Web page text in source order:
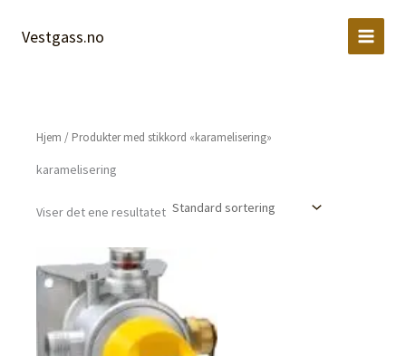
Vestgass.no
Hjem / Produkter med stikkord «karamelisering»
karamelisering
Viser det ene resultatet